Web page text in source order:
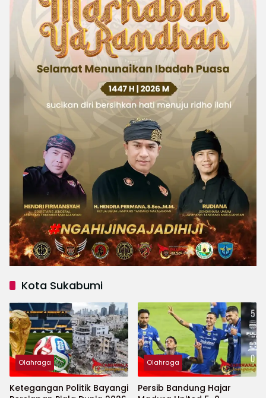
Kota Sukabumi
Olahraga
Ketegangan Politik Bayangi
Olahraga
Persib Bandung Hajar